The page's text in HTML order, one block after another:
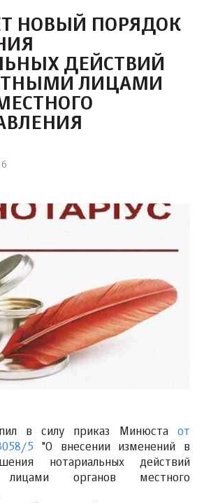
НОВЫЙ ПОРЯДОК
ДЕЙСТВИЙ
ЛИЦАМИ
в силу приказ Минюста от
5 "О внесении изменений в
нотариальных действий
лицами органов местного